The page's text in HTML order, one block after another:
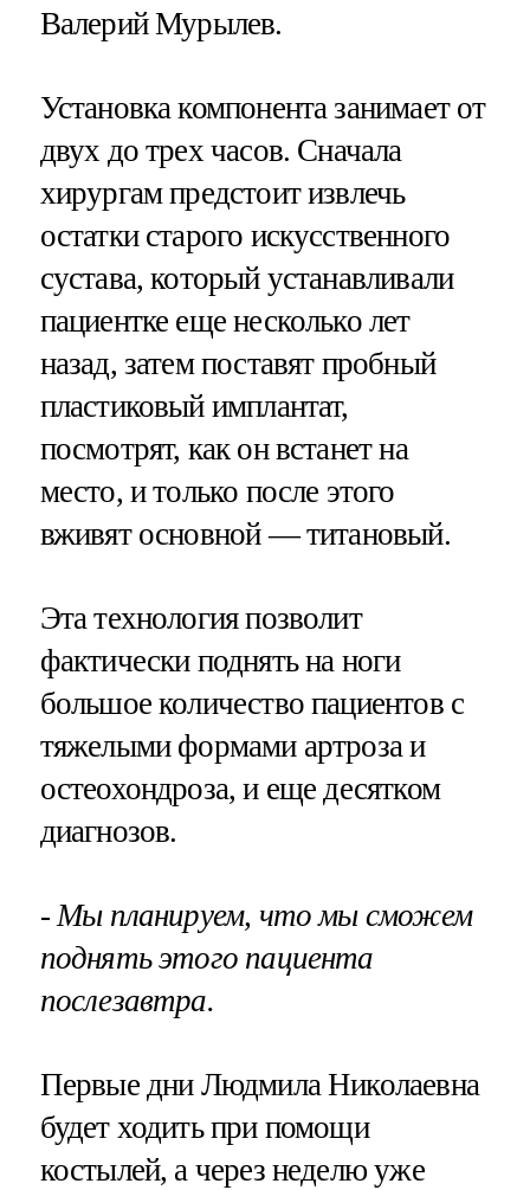
Валерий Мурылев.
Установка компонента занимает от
двух до трех часов. Cначала
хирургам предстоит извлечь
остатки старого искусственного
сустава, который устанавливали
пациентке еще несколько лет
назад, затем поставят пробный
пластиковый имплантат,
посмотрят, как он встанет на
место, и только после этого
вживят основной — титановый.
Эта технология позволит
фактически поднять на ноги
большое количество пациентов с
тяжелыми формами артроза и
остеохондроза, и еще десятком
диагнозов.
- Мы планируем, что мы сможем
поднять этого пациента
послезавтра.
Первые дни Людмила Николаевна
будет ходить при помощи
костылей, а через неделю уже